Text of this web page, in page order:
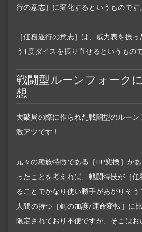
行の意志］に変化するというものです
［任務遂行の意志］は、威力表を振
う1度ダイスを振り直せるというもので
戦闘型ルーンフォーク
想
大破局の際に作られた戦闘型のルーン
激アツです！
元々の種族特徴である［HP変換］が
ったことを考えれば、戦闘特技が［
ることでかなり使い勝手があがりそう
人間の持つ［剣の加護/運命変転］に
限定されており不便ですが、そこはお